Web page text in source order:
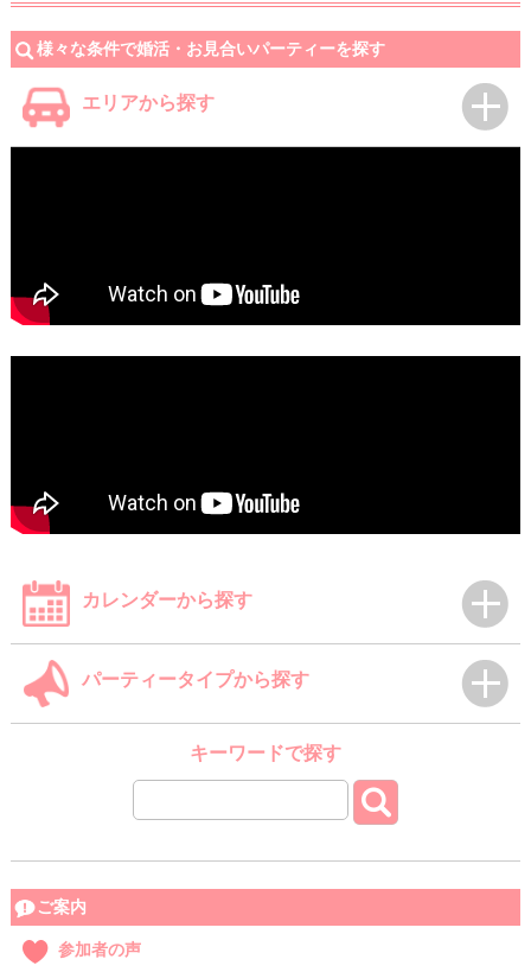
様々な条件で婚活・お見合いパーティーを探す
エリアから探す
カレンダーから探す
パーティータイプから探す
キーワードで探す
ご案内
参加者の声